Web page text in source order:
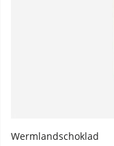
Wermlandschoklad